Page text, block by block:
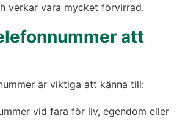
verkar vara mycket förvirrad.
att
är viktiga att känna till:
vid fara för liv, egendom eller